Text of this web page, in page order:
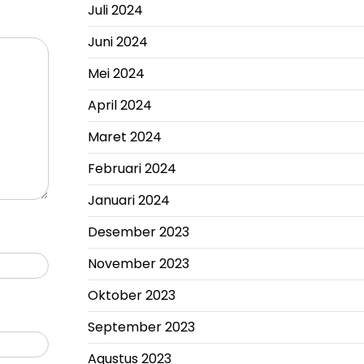
Juli 2024
Juni 2024
Mei 2024
April 2024
Maret 2024
Februari 2024
Januari 2024
Desember 2023
November 2023
Oktober 2023
September 2023
Agustus 2023